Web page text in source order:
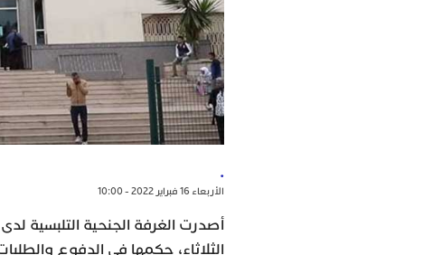
.
الأربعاء 16 فبراير 2022 - 10:00
أصدرت الغرفة الجنحية التلبسية
الثلاثاء، حكمها في الدفوع